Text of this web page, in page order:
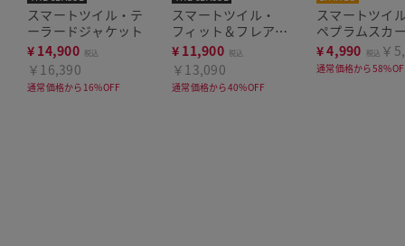
スマートツイル・テ
ーラードジャケット
¥ 14,900 税込
￥16,390
通常価格から16%OFF
スマートツイル・
フィット＆フレアワ
ンピース
¥ 11,900 税込
￥13,090
通常価格から40%OFF
THE CLASSE
スマートツイ
ペプラムスカ
¥4,990 税込 ￥
通常価格から